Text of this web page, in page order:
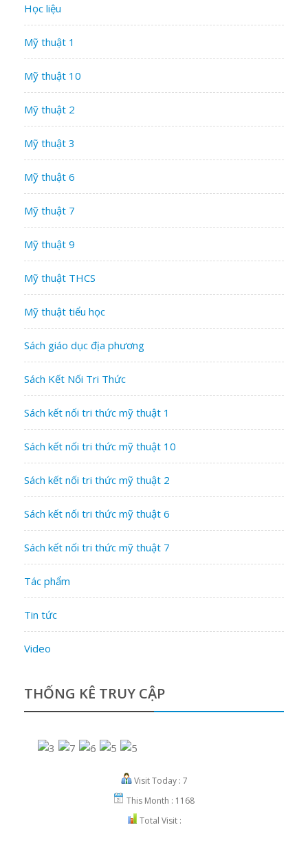
Học liệu
Mỹ thuật 1
Mỹ thuật 10
Mỹ thuật 2
Mỹ thuật 3
Mỹ thuật 6
Mỹ thuật 7
Mỹ thuật 9
Mỹ thuật THCS
Mỹ thuật tiểu học
Sách giáo dục địa phương
Sách Kết Nối Tri Thức
Sách kết nối tri thức mỹ thuật 1
Sách kết nối tri thức mỹ thuật 10
Sách kết nối tri thức mỹ thuật 2
Sách kết nối tri thức mỹ thuật 6
Sách kết nối tri thức mỹ thuật 7
Tác phẩm
Tin tức
Video
THỐNG KÊ TRUY CẬP
Visit Today : 7
This Month : 1168
Total Visit :